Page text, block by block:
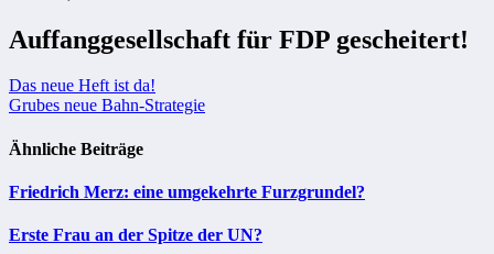
Auffanggesellschaft für FDP gescheitert!
Beitragsnavigation
Das neue Heft ist da!
Grubes neue Bahn-Strategie
Ähnliche Beiträge
Friedrich Merz: eine umgekehrte Furzgrundel?
Erste Frau an der Spitze der UN?